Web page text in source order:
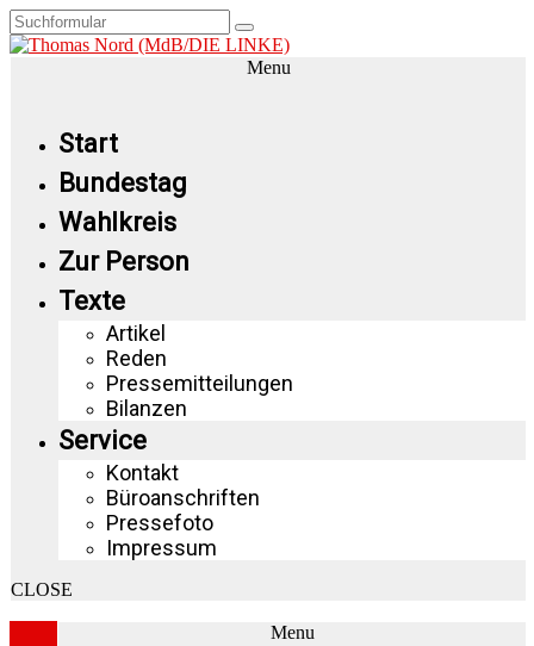
Menu
Start
Bundestag
Wahlkreis
Zur Person
Texte
Artikel
Reden
Pressemitteilungen
Bilanzen
Service
Kontakt
Büroanschriften
Pressefoto
Impressum
CLOSE
Menu